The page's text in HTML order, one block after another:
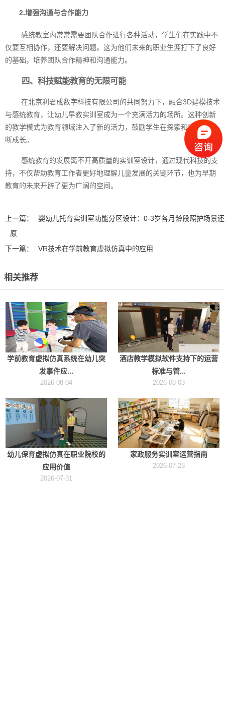
2.增强沟通与合作能力
感统教室内常常需要团队合作进行各种活动，学生们在实践中不
仅要互相协作，还要解决问题。这为他们未来的职业生涯打下了良好
的基础，培养团队合作精神和沟通能力。
四、科技赋能教育的无限可能
在北京利君成数字科技有限公司的共同努力下，融合3D建模技术
与感统教育，让幼儿早教实训室成为一个充满活力的场所。这种创新
的教学模式为教育领域注入了新的活力，鼓励学生在探索和实践中不
断成长。
感统教育的发展离不开高质量的实训室设计，通过现代科技的支
持，不仅帮助教育工作者更好地理解儿童发展的关键环节，也为早期
教育的未来开辟了更为广阔的空间。‍
上一篇：
婴幼儿托育实训室功能分区设计：0-3岁各月龄段照护场景还
原
下一篇：
VR技术在学前教育虚拟仿真中的应用
相关推荐
学前教育虚拟仿真系统在幼儿突
发事件应...
2026-08-04
酒店教学模拟软件支持下的运营
标准与管...
2026-08-03
幼儿保育虚拟仿真在职业院校的
应用价值
2026-07-31
家政服务实训室运营指南
2026-07-28